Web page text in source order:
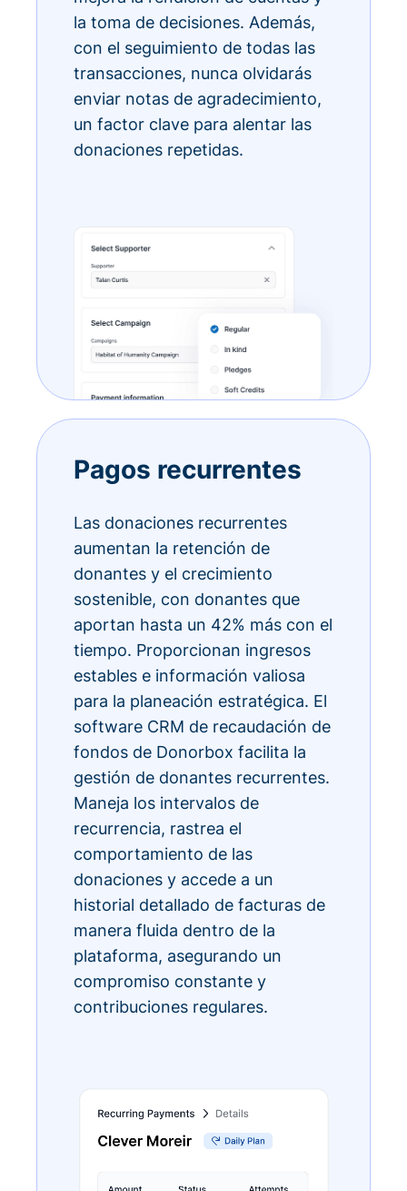
la toma de decisiones. Además,
con el seguimiento de todas las
transacciones, nunca olvidarás
enviar notas de agradecimiento,
un factor clave para alentar las
donaciones repetidas.
Pagos recurrentes
Las donaciones recurrentes
aumentan la retención de
donantes y el crecimiento
sostenible, con donantes que
aportan hasta un 42% más con el
tiempo. Proporcionan ingresos
estables e información valiosa
para la planeación estratégica. El
software CRM de recaudación de
fondos de Donorbox facilita la
gestión de donantes recurrentes.
Maneja los intervalos de
recurrencia, rastrea el
comportamiento de las
donaciones y accede a un
historial detallado de facturas de
manera fluida dentro de la
plataforma, asegurando un
compromiso constante y
contribuciones regulares.